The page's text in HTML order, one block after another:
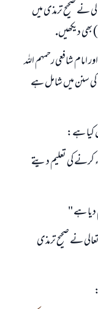
اللہ تعالى نے صحيح ترمذى ميں
امام شافعى رحمہم اللہ
كى سنن ميں شامل ہے
كيا ہے:
كرنے كى تعليم ديتے
ہے "
رحمہ اللہ تعالى نے صحيح ترمذى